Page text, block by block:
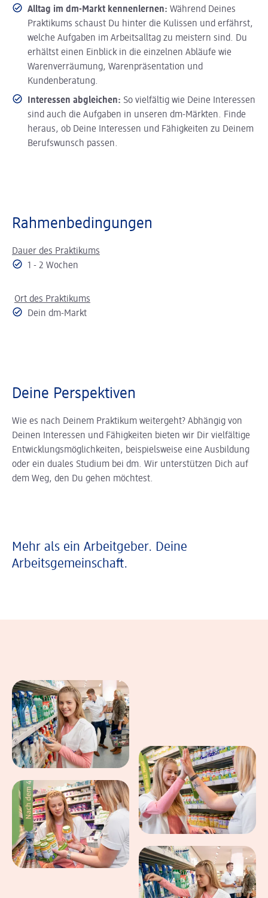
Alltag im dm-Markt kennenlernen: Während Deines
Praktikums schaust Du hinter die Kulissen und erfährst,
welche Aufgaben im Arbeitsalltag zu meistern sind. Du
erhältst einen Einblick in die einzelnen Abläufe wie
Warenverräumung, Warenpräsentation und
Kundenberatung.
Interessen abgleichen: So vielfältig wie Deine Interessen
sind auch die Aufgaben in unseren dm-Märkten. Finde
heraus, ob Deine Interessen und Fähigkeiten zu Deinem
Berufswunsch passen.
Rahmenbedingungen
Dauer des Praktikums
1 - 2 Wochen
Ort des Praktikums
Dein dm-Markt
Deine Perspektiven
Wie es nach Deinem Praktikum weitergeht? Abhängig von
Deinen Interessen und Fähigkeiten bieten wir Dir vielfältige
Entwicklungsmöglichkeiten, beispielsweise eine Ausbildung
oder ein duales Studium bei dm. Wir unterstützen Dich auf
dem Weg, den Du gehen möchtest.
Mehr als ein Arbeitgeber. Deine
Arbeitsgemeinschaft.
Eindrücke aus dem Arbeitsalltag